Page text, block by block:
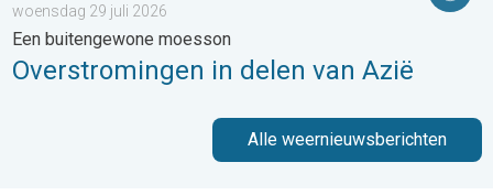
woensdag 29 juli 2026
Een buitengewone moesson
Overstromingen in delen van Azië
Alle weernieuwsberichten